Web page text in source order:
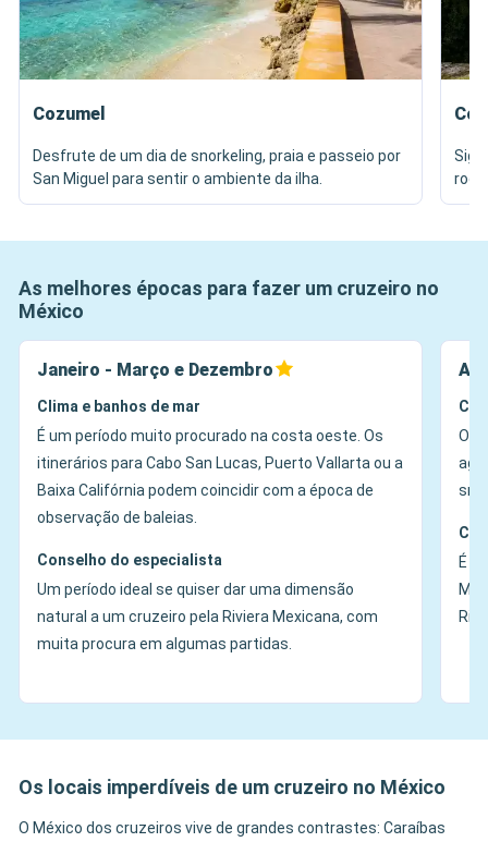
Cozumel
Desfrute de um dia de snorkeling, praia e passeio por
San Miguel para sentir o ambiente da ilha.
As melhores épocas para fazer um cruzeiro no
México
Janeiro - Março e Dezembro
Clima e banhos de mar
É um período muito procurado na costa oeste. Os
itinerários para Cabo San Lucas, Puerto Vallarta ou a
Baixa Califórnia podem coincidir com a época de
observação de baleias.
Conselho do especialista
Um período ideal se quiser dar uma dimensão
natural a um cruzeiro pela Riviera Mexicana, com
muita procura em algumas partidas.
O
É a
Os locais imperdíveis de um cruzeiro no México
O México dos cruzeiros vive de grandes contrastes: Caraíbas